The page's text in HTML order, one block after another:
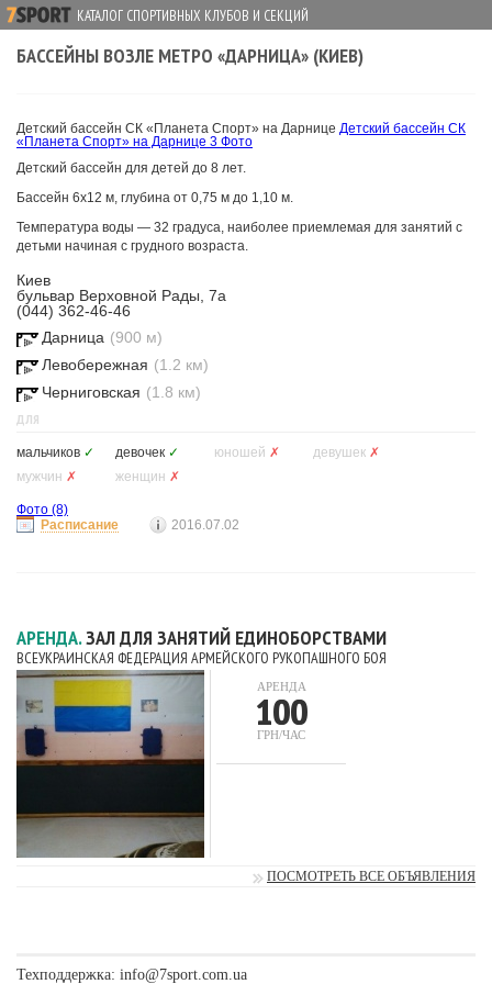
КАТАЛОГ СПОРТИВНЫХ КЛУБОВ И СЕКЦИЙ
БАССЕЙНЫ ВОЗЛЕ МЕТРО «ДАРНИЦА» (КИЕВ)
Детский бассейн СК «Планета Спорт» на Дарнице Детский бассейн СК
«Планета Спорт» на Дарнице 3 Фото
Детский бассейн для детей до 8 лет.
Бассейн 6х12 м, глубина от 0,75 м до 1,10 м.
Температура воды — 32 градуса, наиболее приемлемая для занятий с
детьми начиная с грудного возраста.
Киев
бульвар Верховной Рады, 7а
(044) 362-46-46
Дарница (900 м)
Левобережная (1.2 км)
Черниговская (1.8 км)
ДЛЯ
мальчиков ✓ девочек ✓ юношей ✗ девушек ✗
мужчин ✗ женщин ✗
Фото (8)
Расписание
2016.07.02
АРЕНДА.ЗАЛ ДЛЯ ЗАНЯТИЙ ЕДИНОБОРСТВАМИ
ВСЕУКРАИНСКАЯ ФЕДЕРАЦИЯ АРМЕЙСКОГО РУКОПАШНОГО БОЯ
АРЕНДА
100
ГРН/ЧАС
ПОСМОТРЕТЬ ВСЕ ОБЪЯВЛЕНИЯ
Техподдержка: info@7sport.com.ua